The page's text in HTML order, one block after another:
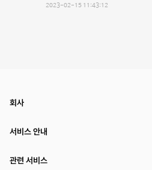
2023-02-15 11:43:12
회사
서비스 안내
관련 서비스